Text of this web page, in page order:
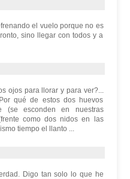
el vuelo porque no es
sino llegar con todos y a
ojos para llorar y para ver?...
qué de estos dos huevos
(se esconden en nuestras
como dos nidos en las
tiempo el llanto ...
Digo tan solo lo que he